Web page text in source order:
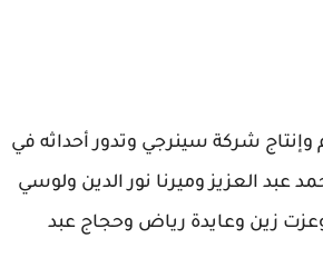
شركة سينرجي وتدور أحداثه في
العزيز وميرنا نور الدين ولوسي
زين وعايدة رياض وحجاج عبد